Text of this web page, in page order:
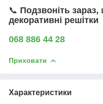
📞 Подзвоніть
декоративні решітки
068 886 44 28
Приховати
Характеристики